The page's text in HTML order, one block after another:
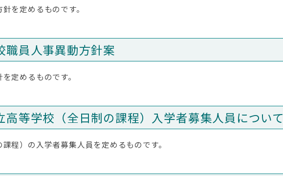
を定めるものです。
員人事異動方針案
定めるものです。
等学校（全日制の課程）入学者募集人員について
程）の入学者募集人員を定めるものです。